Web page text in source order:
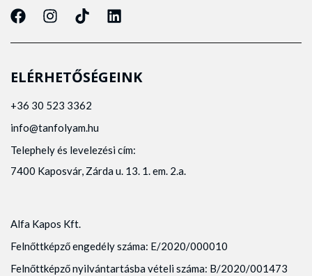
ELÉRHETŐSÉGEINK
+36 30 523 3362
info@tanfolyam.hu
Telephely és levelezési cím:
7400 Kaposvár, Zárda u. 13. 1. em. 2.a.
Alfa Kapos Kft.
Felnőttképző engedély száma: E/2020/000010
Felnőttképző nyilvántartásba vételi száma: B/2020/001473